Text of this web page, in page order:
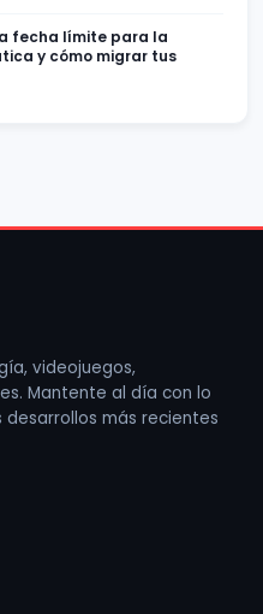
fecha límite para la
y cómo migrar tus
videojuegos,
Mantente al día con lo
más recientes